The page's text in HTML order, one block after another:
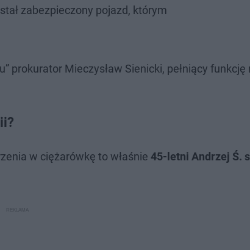
zabezpieczony pojazd, którym
prokurator Mieczysław Sienicki, pełniący funkcję
w ciężarówkę to właśnie 45-letni Andrzej Ś.